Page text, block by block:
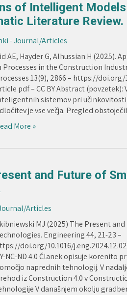
of Intelligent
Literature
- Journal/Articles
AE, Hayder G, Alhussian H (2025).
Processes in the Construction
13(9), 2866 – https://
pdf – CC BY Abstract
sistemov pri
je vse večja. Pregled
More »
and Future of
Articles
MJ (2025) The Present
Engineering 44, 21-23 –
doi.org/10.1016/
NC-ND 4.0 Članek opisuje korenito
naprednih tehnologij. V
iz Construction 4.0 v
V današnjem okolju